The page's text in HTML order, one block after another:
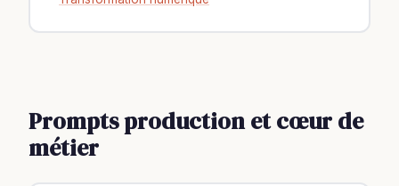
Prompts production et cœur de
métier